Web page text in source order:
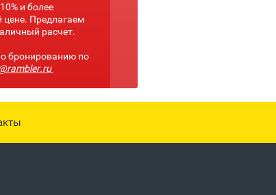
и более
цене. Предлагаем
расчет.
бронированию по